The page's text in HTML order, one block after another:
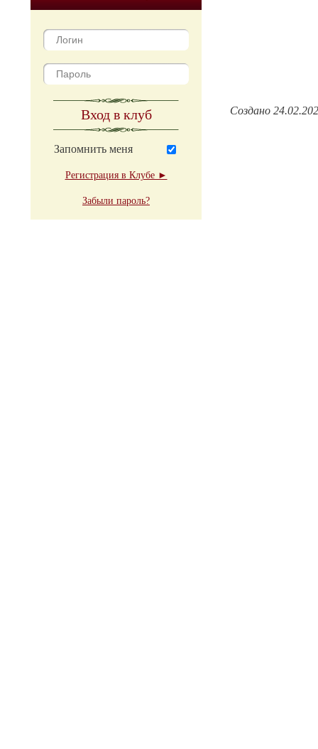
Вход в клуб
Запомнить меня
Регистрация в Клубе ►
Забыли пароль?
Создано